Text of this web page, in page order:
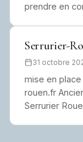
prendre en
Serrurier-
31 octobre
mise en
rouen.fr
Serrurier